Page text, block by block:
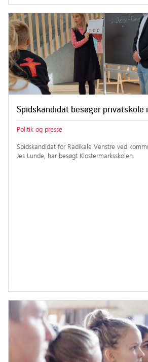
Spidskandidat besøger privatskole
Politik og presse
Spidskandidat for Radikale Venstre ved
Jes Lunde, har besøgt Klostermarksskolen.